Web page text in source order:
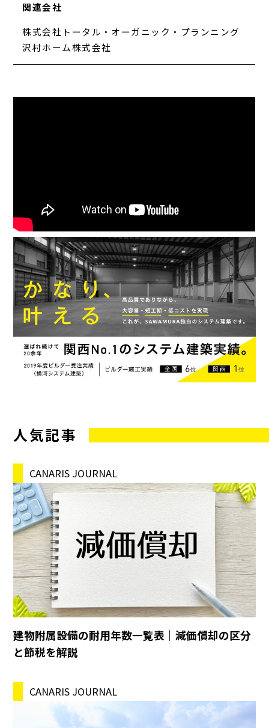
関連会社
株式会社トータル・オーガニック・プランニング
沢村ホーム株式会社
人気記事
CANARIS JOURNAL
建物附属設備の耐用年数一覧表｜減価償却の区分
と節税を解説
CANARIS JOURNAL